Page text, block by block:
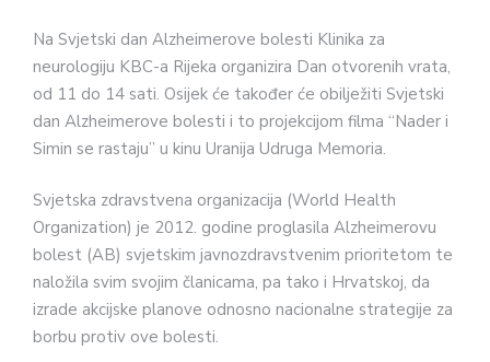
Na Svjetski dan Alzheimerove bolesti Klinika za
neurologiju KBC-a Rijeka organizira Dan otvorenih vrata,
od 11 do 14 sati. Osijek će također će obilježiti Svjetski
dan Alzheimerove bolesti i to projekcijom filma “Nader i
Simin se rastaju” u kinu Uranija Udruga Memoria.
Svjetska zdravstvena organizacija (World Health
Organization) je 2012. godine proglasila Alzheimerovu
bolest (AB) svjetskim javnozdravstvenim prioritetom te
naložila svim svojim članicama, pa tako i Hrvatskoj, da
izrade akcijske planove odnosno nacionalne strategije za
borbu protiv ove bolesti.